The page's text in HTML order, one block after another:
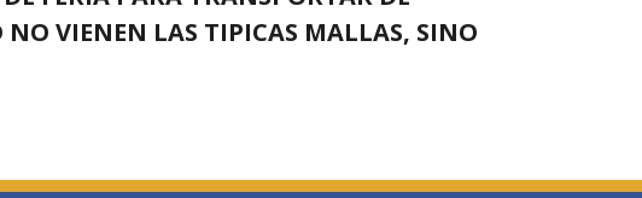
VIENEN LAS TIPICAS MALLAS, SINO